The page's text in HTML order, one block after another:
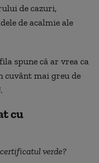
de cazuri,
de acalmie ale
spune că ar vrea ca
cuvânt mai greu de
cu
verde?